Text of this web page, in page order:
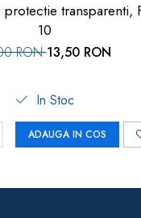
transparenti,
10
RON13,50 RON
In Stoc
ADAUGA IN COS